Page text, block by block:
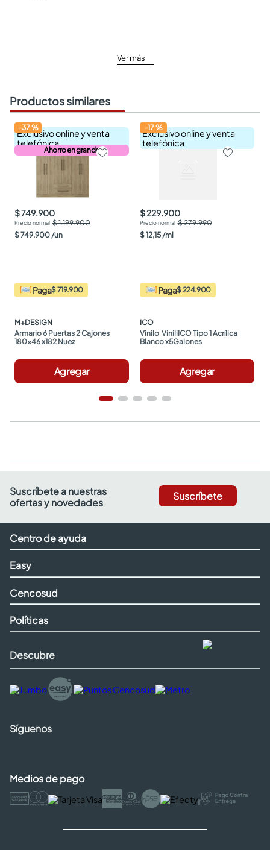
Ver más
Productos similares
Exclusivo online y venta
telefónica
Ahorro en grande
-37%
$ 749.900
$ 1.199.900
$749.900 /un
Paga$ 719.900
M+DESIGN
Armario 6 Puertas 2 Cajones
180x46 x182 Nuez
Agregar
Exclusivo online y venta
telefónica
-17%
$ 229.900
$ 279.990
$12,15 /ml
Paga$ 224.900
ICO
Vinilo  ViniliICO Tipo 1 Acrílica
Blanco x5Galones
Agregar
Suscríbete a nuestras
ofertas y novedades
Suscríbete
Centro de ayuda
Easy
Cencosud
Políticas
Descubre
Síguenos
Medios de pago